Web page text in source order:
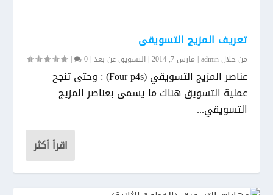
تعريف المزيج التسويقى
من خلالadmin
| مارس 7, 2014 |التسويق عن بعد|
0
|
عناصر المزيج التسويقي (Four p4s) : وحتى تنجح
عملية التسويق هناك ما يسمى بعناصر المزيج
التسويقي...
اقرأ أكثر